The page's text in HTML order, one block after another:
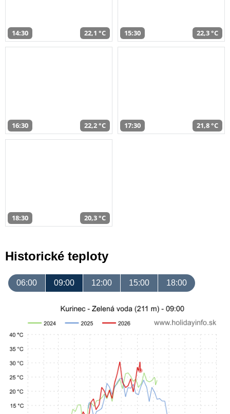
14:30 22,1 °C 15:30 22,3 °C
16:30 22,2 °C 17:30 21,8 °C
18:30 20,3 °C
Historické teploty
06:00 09:00 12:00 15:00 18:00